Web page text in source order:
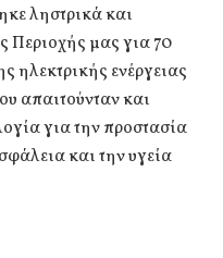
ληστρικά και
Περιοχής μας για 70
ηλεκτρικής ενέργειας
απαιτούνταν και
για την προστασία
και την υγεία